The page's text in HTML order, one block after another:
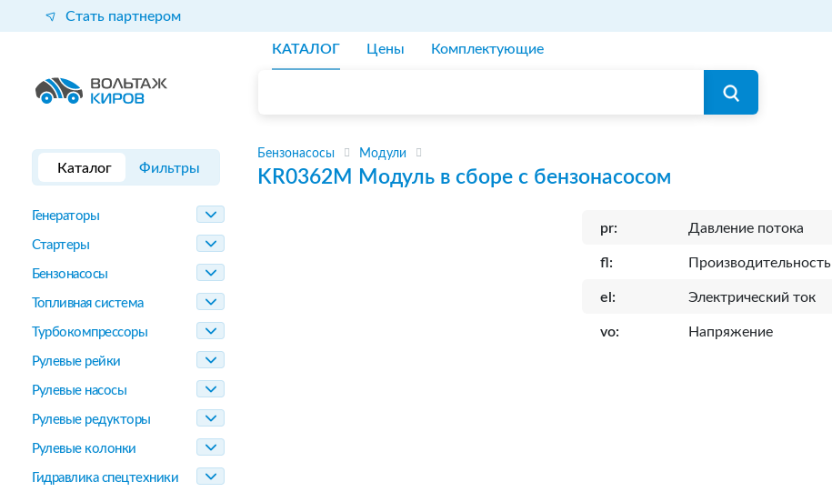
Стать партнером
КАТАЛОГ Цены Комплектующие
Каталог Фильтры
Генераторы
Стартеры
Бензонасосы
Топливная система
Турбокомпрессоры
Рулевые рейки
Рулевые насосы
Рулевые редукторы
Рулевые колонки
Гидравлика спецтехники
Бензонасосы Модули
KR0362M Модуль в сборе с бензонасосом
pr: Давление потока
fl: Производительность
el: Электрический ток
vo: Напряжение